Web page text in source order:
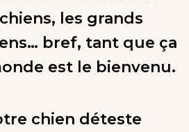
les grands
bref, tant que ça
est le bienvenu.
chien déteste